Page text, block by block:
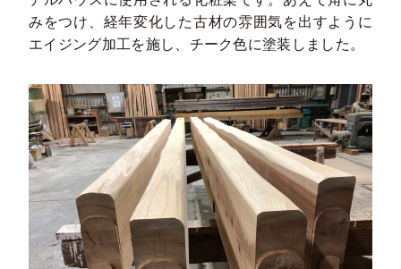
みをつけ、経年変化した古材の雰囲気を出すように
エイジング加工を施し、チーク色に塗装しました。